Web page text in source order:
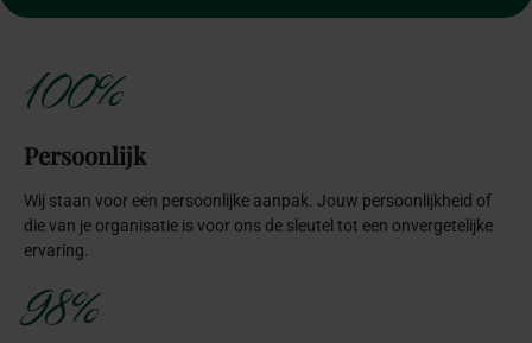
100%
Persoonlijk
Wij staan voor een persoonlijke aanpak. Jouw persoonlijkheid of
die van je organisatie is voor ons de sleutel tot een onvergetelijke
ervaring.
98%